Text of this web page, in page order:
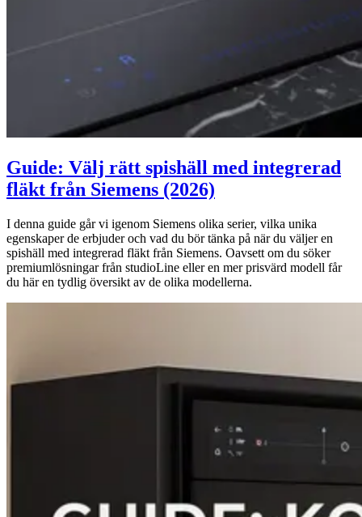
Guide: Välj rätt spishäll med integrerad
fläkt från Siemens (2026)
I denna guide går vi igenom Siemens olika serier, vilka unika
egenskaper de erbjuder och vad du bör tänka på när du väljer en
spishäll med integrerad fläkt från Siemens. Oavsett om du söker
premiumlösningar från studioLine eller en mer prisvärd modell får
du här en tydlig översikt av de olika modellerna.